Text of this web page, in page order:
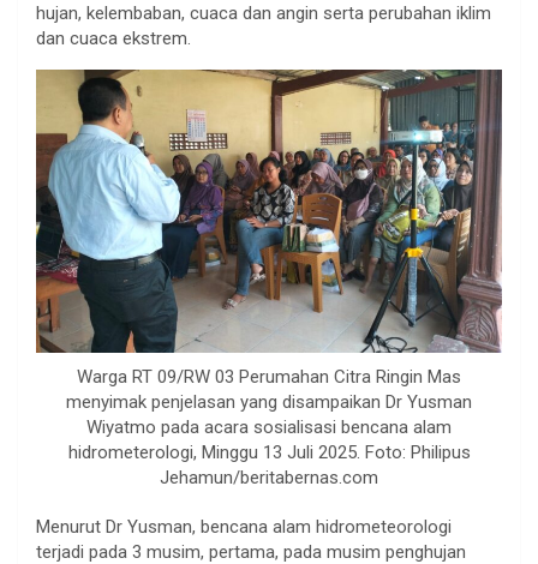
hujan, kelembaban, cuaca dan angin serta perubahan iklim
dan cuaca ekstrem.
Warga RT 09/RW 03 Perumahan Citra Ringin Mas
menyimak penjelasan yang disampaikan Dr Yusman
Wiyatmo pada acara sosialisasi bencana alam
hidrometerologi, Minggu 13 Juli 2025. Foto: Philipus
Jehamun/beritabernas.com
Menurut Dr Yusman, bencana alam hidrometeorologi
terjadi pada 3 musim, pertama, pada musim penghujan